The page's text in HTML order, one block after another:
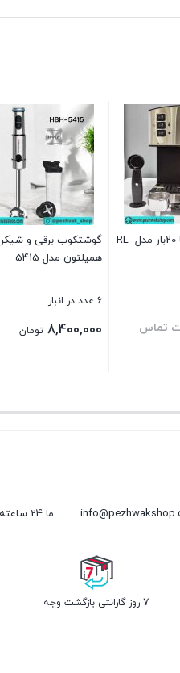
اسپرسوساز زیگما 20بار مدل RL-
تماس
گوشتکوب برقی و شیکر
همیلتون مدل 5415
6 عدد در انبار
8,400,000 تومان
ما 24 ساعته 7 روز هفته پاسخگوی شما هستیم.
7 روز گارانتی بازگشت وجه